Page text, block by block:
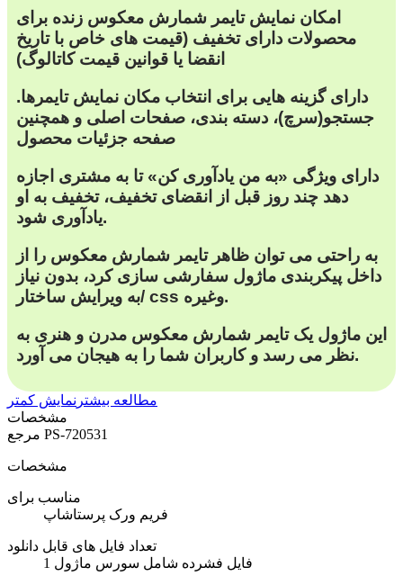
امکان نمایش تایمر شمارش معکوس زنده برای
محصولات دارای تخفیف (قیمت های خاص با تاریخ
انقضا یا قوانین قیمت کاتالوگ)
دارای گزینه هایی برای انتخاب مکان نمایش تایمرها.
جستجو(سرچ)، دسته بندی، صفحات اصلی و همچنین
صفحه جزئیات محصول
دارای ویژگی «به من یادآوری کن» تا به مشتری اجازه
‌دهد چند روز قبل از انقضای تخفیف، تخفیف به او
یادآوری شود.
به راحتی می توان ظاهر تایمر شمارش معکوس را از
داخل پیکربندی ماژول سفارشی سازی کرد، بدون نیاز
به ویرایش ساختار/ css وغیره.
این ماژول یک تایمر شمارش معکوس مدرن و هنری به
نظر می رسد و کاربران شما را به هیجان می آورد.
مطالعه بیشتر نمایش کمتر
مشخصات
PS-720531
مشخصات
مناسب برای
فریم ورک پرستاشاپ
تعداد فایل های قابل دانلود
1 فایل فشرده شامل سورس ماژول